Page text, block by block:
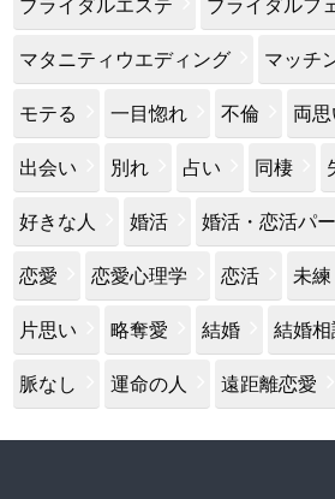
マタニティウエディング マッチ
モテる 一目惚れ 不倫 両思
出会い 別れ 占い 同棲
好きな人 婚活 婚活・恋活パ
恋愛 恋愛心理学 恋活 未練
片思い 略奪愛 結婚 結婚
脈なし 運命の人 遠距離恋愛